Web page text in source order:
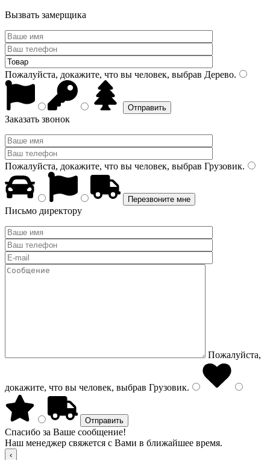
Вызвать замерщика
Пожалуйста, докажите, что вы человек, выбрав Дерево.
Заказать звонок
Пожалуйста, докажите, что вы человек, выбрав Грузовик.
Письмо директору
Пожалуйста,
докажите, что вы человек, выбрав Грузовик.
Спасибо за Ваше сообщение!
Наш менеджер свяжется с Вами в ближайшее время.